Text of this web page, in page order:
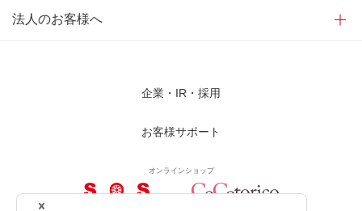
法人のお客様へ
企業・IR・採用
お客様サポート
オンラインショップ